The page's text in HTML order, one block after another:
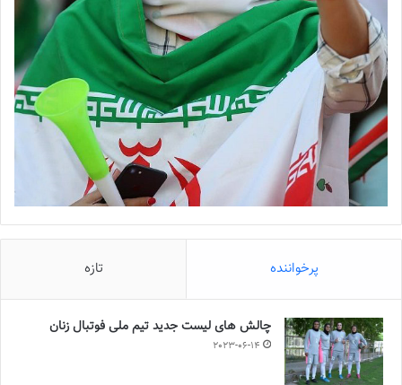
پرخواننده تازه
چالش هاى ليست جدید تيم ملى فوتبال زنان
2023-06-14